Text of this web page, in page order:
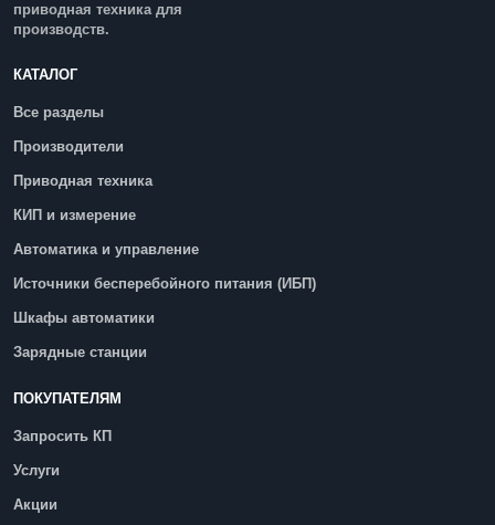
приводная техника для
производств.
КАТАЛОГ
Все разделы
Производители
Приводная техника
КИП и измерение
Автоматика и управление
Источники бесперебойного питания (ИБП)
Шкафы автоматики
Зарядные станции
ПОКУПАТЕЛЯМ
Запросить КП
Услуги
Акции